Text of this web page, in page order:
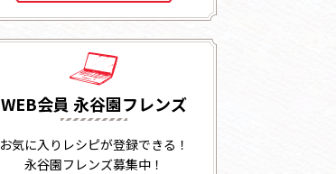
WEB会員 永谷園フレンズ
お気に入りレシピが登録できる！
永谷園フレンズ募集中！